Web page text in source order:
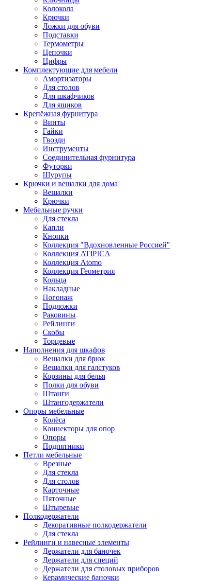
Колокола
Крючки
Ложки для обуви
Подставки
Термометры
Цепочки
Цифры
Комплектующие для мебели
Амортизаторы
Для столов
Для шкафчиков
Для ящиков
Крепёжная фурнитура
Винты
Гайки
Гвозди
Инструменты
Соединительная фурнитура
Футорки
Шурупы
Крючки и вешалки для дома
Вешалки
Крючки
Мебельные ручки
Для стекла
Капли
Кнопки
Коллекция "Вдохновленные Россией"
Коллекция ATIPICA
Коллекция Atomo
Коллекция Геометрия
Кольца
Накладные
Погонаж
Подложки
Раковины
Рейлинги
Скобы
Торцевые
Наполнения для шкафов
Вешалки для брюк
Вешалки для галстуков
Корзины для белья
Полки для обуви
Штанги
Штангодержатели
Опоры мебельные
Колёса
Коннекторы для опор
Опоры
Подпятники
Петли мебельные
Врезные
Для стекла
Для столов
Карточные
Пяточные
Штыревые
Полкодержатели
Декоративные полкодержатели
Для стекла
Рейлинги и навесные элементы
Держатели для баночек
Держатели для специй
Держатели для столовых приборов
Керамические баночки